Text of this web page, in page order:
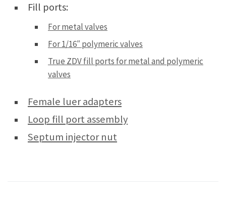
Fill ports:
For metal valves
For 1/16″ polymeric valves
True ZDV fill ports for metal and polymeric
valves
Female luer adapters
Loop fill port assembly
Septum injector nut